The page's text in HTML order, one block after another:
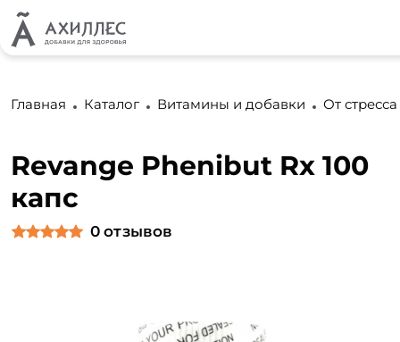
Главная Каталог Витамины и добавки От стресса
Revange Phenibut Rx 100
капс
0 отзывов